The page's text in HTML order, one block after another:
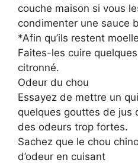
couche maison si vous
condimenter une sauce
*Afin qu’ils restent
Faites-les cuire
citronné.
Odeur du chou
Essayez de mettre un
quelques gouttes de jus
des odeurs trop fortes.
Sachez que le chou
d’odeur en cuisant